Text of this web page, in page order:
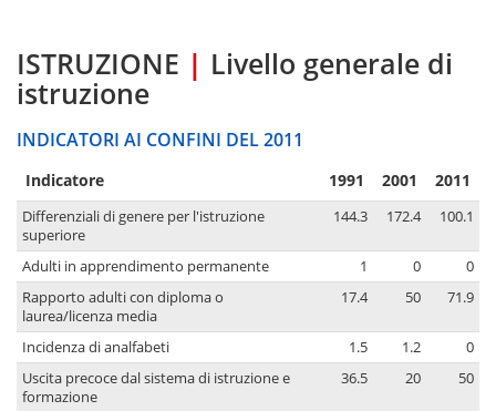
ISTRUZIONE | Livello generale di
istruzione
INDICATORI AI CONFINI DEL 2011
Indicatore 1991 2001 2011
Differenziali di genere per l'istruzione
superiore
144.3 172.4 100.1
Adulti in apprendimento permanente 1 0
0
Rapporto adulti con diploma o
laurea/licenza media
17.4 50 71.9
Incidenza di analfabeti 1.5 1.2
0
Uscita precoce dal sistema di istruzione e
formazione
36.5 20 50